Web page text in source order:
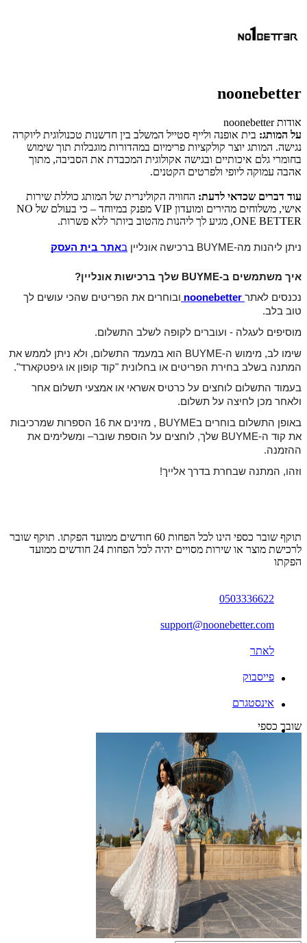
noonebetter
אודות noonebetter
על המותג: בית אופנה ולייף סטייל המשלב בין חדשנות טכנולוגית ליוקרה
נגישה. המותג יוצר קולקציות פרימיום במהדורות מוגבלות תוך שימוש
בחומרי גלם איכותיים ובגישה אקולוגית המכבדת את הסביבה, מתוך
אהבה עמוקה ליופי ולפרטים הקטנים.
עוד דברים שכדאי לדעת: החוויה הקולינרית של המותג כוללת שירות
אישי, משלוחים מהירים ומועדון VIP מפנק במיוחד – כי בעולם של NO
ONE BETTER, מגיע לך ליהנות מהטוב ביותר ללא פשרות.
ניתן ליהנות מה-BUYME ברכישה אונליין באתר בית העסק
איך משתמשים ב-BUYME שלך ברכישות אונליין?
נכנסים לאתר noonebetter
טוב בלב.
מוסיפים לעגלה - ועוברים לקופה לשלב התשלום.
המתנה בשלב בחירת הפריטים או בחלונית "קוד קופון או גיפטקארד".
ולאחר מכן לחיצה על תשלום.
באופן התשלום בוחרים בBUYME ,
את קוד ה-BUYME שלך, לוחצים על הוספת שובר
ההזמנה.
וזהו, המתנה שבחרת בדרך אלייך!
תוקף שובר כספי הינו לכל הפחות 60 חודשים ממועד הפקתו. תוקף שובר
לרכישת מוצר או שירות מסויים יהיה לכל הפחות 24 חודשים ממועד
הפקתו
0503336622
support@noonebetter.com
לאתר
פייסבוק
אינסטגרם
שובר כספי